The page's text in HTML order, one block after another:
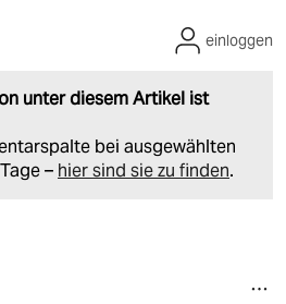
unter diesem Artikel ist
bei ausgewählten
– hier sind sie zu finden.
einloggen